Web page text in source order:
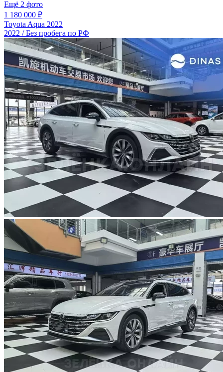
Ещё 2 фото
1 180 000 ₽
Toyota Aqua 2022
2022 / Без пробега по РФ